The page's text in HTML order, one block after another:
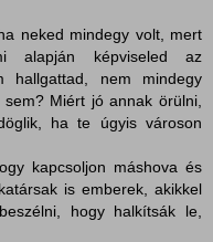
neked mindegy volt, mert
alapján képviseled az
hallgattad, nem mindegy
Miért jó annak örülni,
ha te úgyis városon
kapcsoljon máshova és
is emberek, akikkel
hogy halkítsák le,